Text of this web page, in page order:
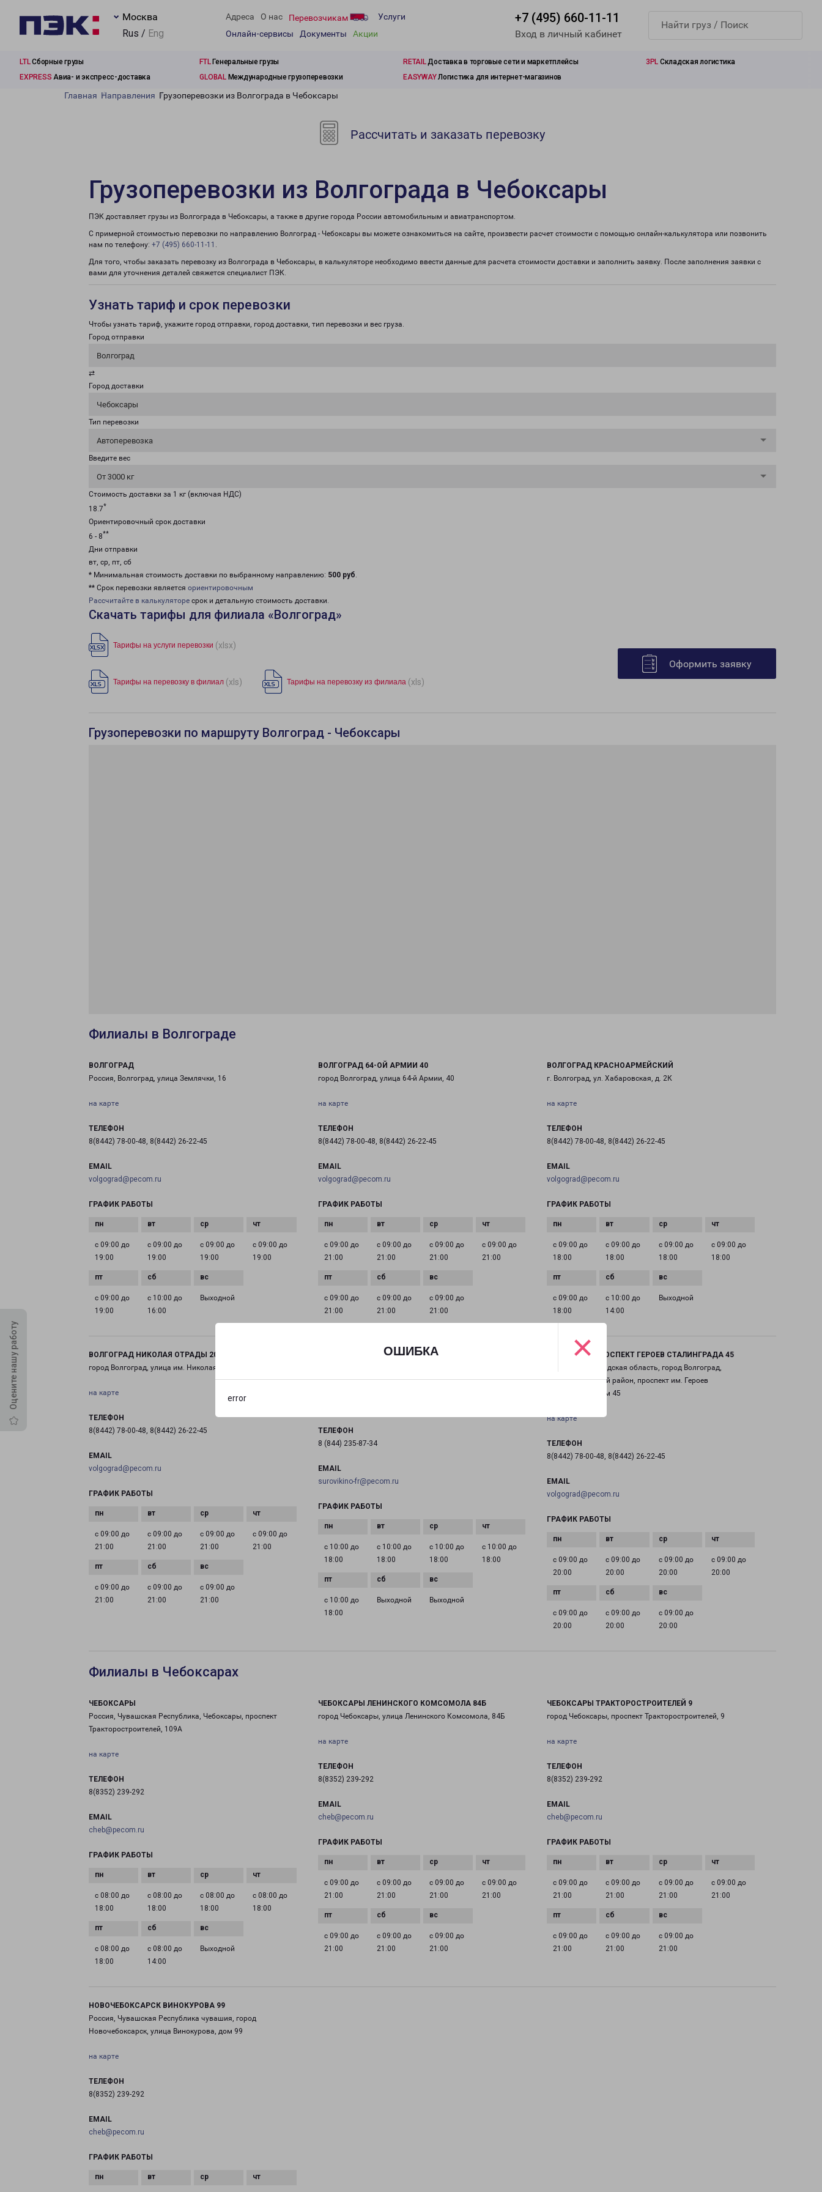
ОШИБКА
error
×
Москва
Rus / Eng
Адреса О нас Перевозчикам
Услуги
Онлайн-сервисы
Документы Акции
+7 (495) 660-11-11
Вход в личный кабинет
LTLСборные грузы FTLГенеральные грузы RETAILДоставка в торговые сети и маркетплейсы 3PL Складская логистика
EXPRESS Авиа- и экспресс-доставка GLOBALМеждународные грузоперевозки EASYWAYЛогистика для интернет-магазинов
Оцените нашу работу
Главная Направления Грузоперевозки из Волгограда в Чебоксары
Рассчитать и заказать перевозку
Грузоперевозки из Волгограда в Чебоксары
ПЭК доставляет грузы из Волгограда в Чебоксары, а также в другие города России автомобильным и авиатранспортом.
С примерной стоимостью перевозки по направлению Волгоград - Чебоксары вы можете ознакомиться на сайте, произвести расчет стоимости с помощью онлайн-калькулятора или позвонить
нам по телефону: +7 (495) 660-11-11 .
Для того, чтобы заказать перевозку из Волгограда в Чебоксары, в калькуляторе необходимо ввести данные для расчета стоимости доставки и заполнить заявку. После заполнения заявки с
вами для уточнения деталей свяжется специалист ПЭК.
Узнать тариф и срок перевозки
Чтобы узнать тариф, укажите город отправки, город доставки, тип перевозки и вес груза.
Город отправки
Волгоград
⇄
Город доставки
Чебоксары
Тип перевозки
Автоперевозка
Введите вес
От 3000 кг
Стоимость доставки за 1 кг (включая НДС)
18.7*
Ориентировочный срок доставки
6 - 8**
Дни отправки
вт, ср, пт, сб
* Минимальная стоимость доставки по выбранному направлению: 500 руб.
** Срок перевозки является ориентировочным
Рассчитайте в калькуляторе срок и детальную стоимость доставки.
Скачать тарифы для филиала «Волгоград»
Тарифы на услуги перевозки (xlsx)
Тарифы на перевозку в филиал (xls) Тарифы на перевозку из филиала (xls)
Оформить заявку
Грузоперевозки по маршруту Волгоград - Чебоксары
Филиалы в Волгограде
ВОЛГОГРАД
Россия, Волгоград, улица Землячки, 16
на карте
ТЕЛЕФОН
8(8442) 78-00-48, 8(8442) 26-22-45
EMAIL
volgograd@pecom.ru
ГРАФИК РАБОТЫ
с 09:00 до
19:00
с 09:00 до
19:00
с 09:00 до
19:00
с 09:00 до
19:00
с 09:00 до
19:00
с 10:00 до
16:00
Выходной
ВОЛГОГРАД 64-ОЙ АРМИИ 40
город Волгоград, улица 64-й Армии, 40
на карте
ТЕЛЕФОН
8(8442) 78-00-48, 8(8442) 26-22-45
EMAIL
volgograd@pecom.ru
ГРАФИК РАБОТЫ
с 09:00 до
21:00
с 09:00 до
21:00
с 09:00 до
21:00
с 09:00 до
21:00
с 09:00 до
21:00
с 09:00 до
21:00
с 09:00 до
21:00
ВОЛГОГРАД КРАСНОАРМЕЙСКИЙ
г. Волгоград, ул. Хабаровская, д. 2К
на карте
ТЕЛЕФОН
8(8442) 78-00-48, 8(8442) 26-22-45
EMAIL
volgograd@pecom.ru
ГРАФИК РАБОТЫ
с 09:00 до
18:00
с 09:00 до
18:00
с 09:00 до
18:00
с 09:00 до
18:00
с 09:00 до
18:00
с 10:00 до
14:00
Выходной
ВОЛГОГРАД НИКОЛАЯ ОТРАДЫ 20Б
город Волгоград, улица им. Николая Отрады, 20Б
на карте
ТЕЛЕФОН
8(8442) 78-00-48, 8(8442) 26-22-45
EMAIL
volgograd@pecom.ru
ГРАФИК РАБОТЫ
с 09:00 до
21:00
с 09:00 до
21:00
с 09:00 до
21:00
с 09:00 до
21:00
с 09:00 до
21:00
с 09:00 до
21:00
с 09:00 до
21:00
Кооперативная, д. 1
ТЕЛЕФОН
8 (844) 235-87-34
EMAIL
surovikino-fr@pecom.ru
ГРАФИК РАБОТЫ
с 10:00 до
18:00
с 10:00 до
18:00
с 10:00 до
18:00
с 10:00 до
18:00
с 10:00 до
18:00
Выходной Выходной
ВОЛГОГРАД ПРОСПЕКТ ГЕРОЕВ СТАЛИНГРАДА 45
Россия, Волгоградская область, город Волгоград,
Красноармейский район, проспект им. Героев
Сталинграда, дом 45
на карте
ТЕЛЕФОН
8(8442) 78-00-48, 8(8442) 26-22-45
EMAIL
volgograd@pecom.ru
ГРАФИК РАБОТЫ
с 09:00 до
20:00
с 09:00 до
20:00
с 09:00 до
20:00
с 09:00 до
20:00
с 09:00 до
20:00
с 09:00 до
20:00
с 09:00 до
20:00
Филиалы в Чебоксарах
ЧЕБОКСАРЫ
Россия, Чувашская Республика, Чебоксары, проспект
Тракторостроителей, 109А
на карте
ТЕЛЕФОН
8(8352) 239-292
EMAIL
cheb@pecom.ru
ГРАФИК РАБОТЫ
с 08:00 до
18:00
с 08:00 до
18:00
с 08:00 до
18:00
с 08:00 до
18:00
с 08:00 до
18:00
с 08:00 до
14:00
Выходной
ЧЕБОКСАРЫ ЛЕНИНСКОГО КОМСОМОЛА 84Б
город Чебоксары, улица Ленинского Комсомола, 84Б
на карте
ТЕЛЕФОН
8(8352) 239-292
EMAIL
cheb@pecom.ru
ГРАФИК РАБОТЫ
с 09:00 до
21:00
с 09:00 до
21:00
с 09:00 до
21:00
с 09:00 до
21:00
с 09:00 до
21:00
с 09:00 до
21:00
с 09:00 до
21:00
ЧЕБОКСАРЫ ТРАКТОРОСТРОИТЕЛЕЙ 9
город Чебоксары, проспект Тракторостроителей, 9
на карте
ТЕЛЕФОН
8(8352) 239-292
EMAIL
cheb@pecom.ru
ГРАФИК РАБОТЫ
с 09:00 до
21:00
с 09:00 до
21:00
с 09:00 до
21:00
с 09:00 до
21:00
с 09:00 до
21:00
с 09:00 до
21:00
с 09:00 до
21:00
НОВОЧЕБОКСАРСК ВИНОКУРОВА 99
Россия, Чувашская Республика чувашия, город
Новочебоксарск, улица Винокурова, дом 99
на карте
ТЕЛЕФОН
8(8352) 239-292
EMAIL
cheb@pecom.ru
ГРАФИК РАБОТЫ